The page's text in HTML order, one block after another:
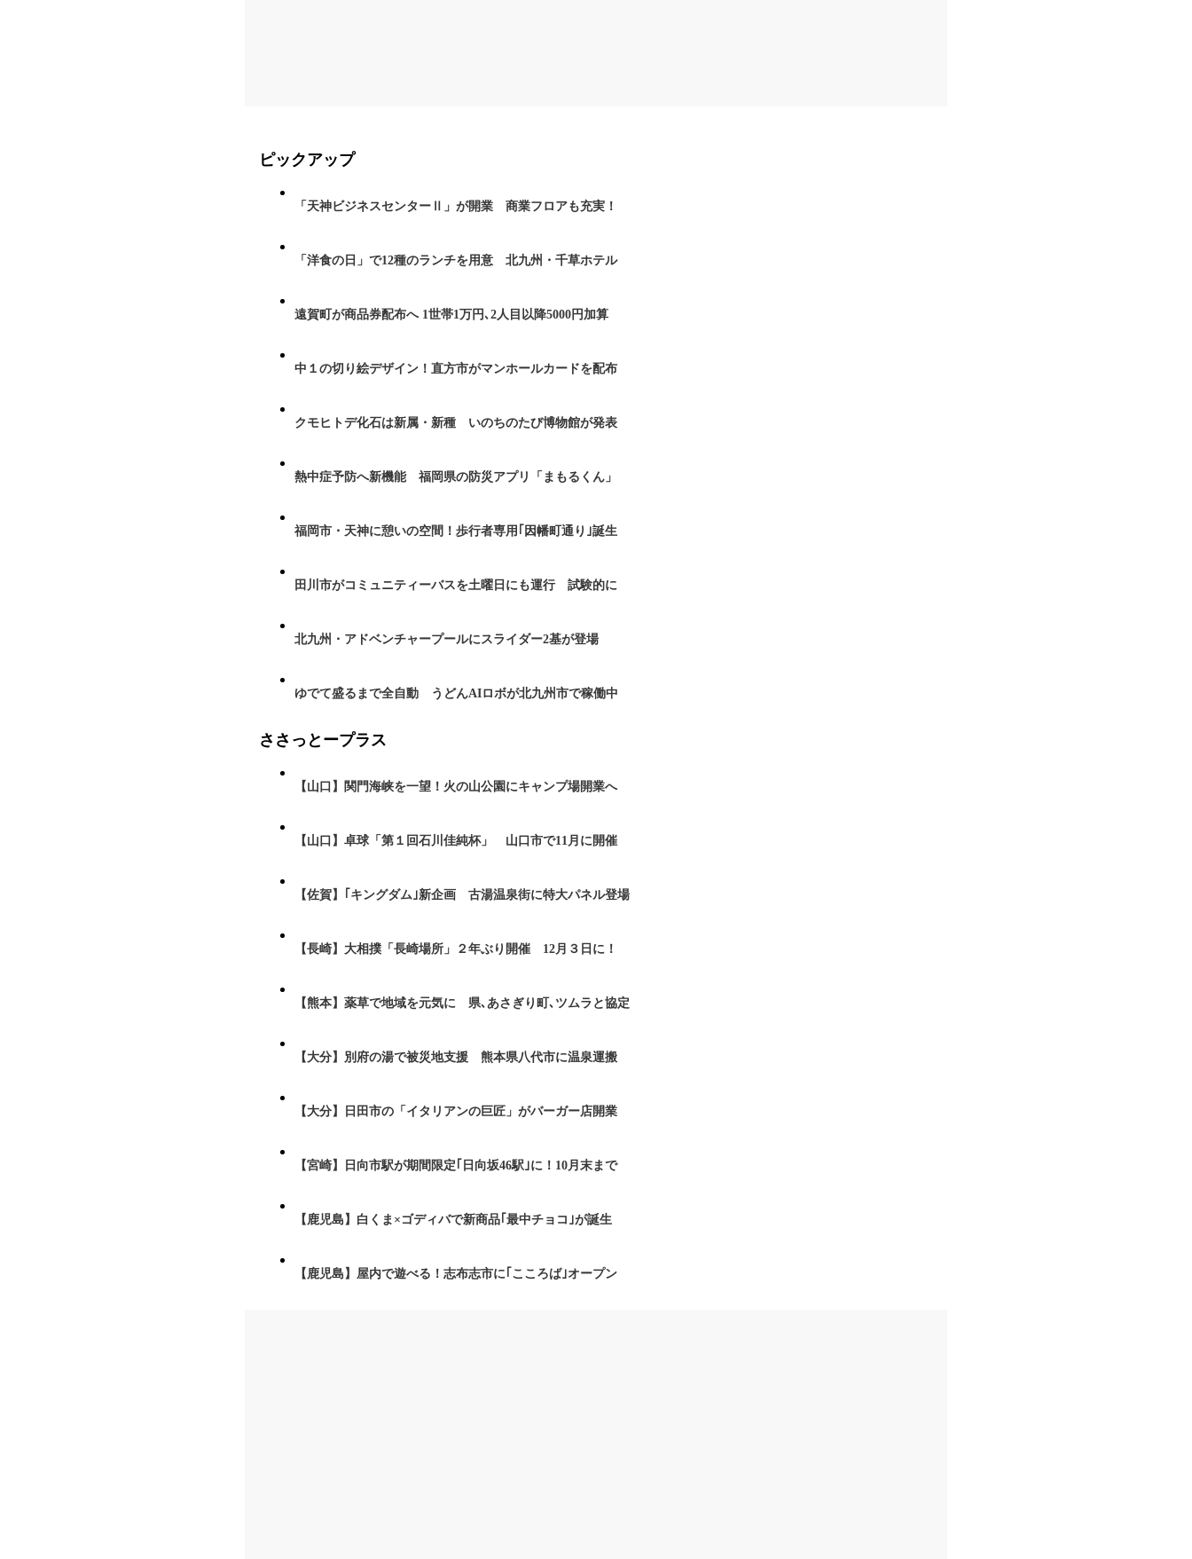
ピックアップ
「天神ビジネスセンターⅡ」が開業 商業フロアも充実！
「洋食の日」で12種のランチを用意 北九州・千草ホテル
遠賀町が商品券配布へ 1世帯1万円､2人目以降5000円加算
中１の切り絵デザイン！直方市がマンホールカードを配布
クモヒトデ化石は新属・新種 いのちのたび博物館が発表
熱中症予防へ新機能 福岡県の防災アプリ「まもるくん」
福岡市・天神に憩いの空間！歩行者専用｢因幡町通り｣誕生
田川市がコミュニティーバスを土曜日にも運行 試験的に
北九州・アドベンチャープールにスライダー2基が登場
ゆでて盛るまで全自動 うどんAIロボが北九州市で稼働中
ささっとープラス
【山口】関門海峡を一望！火の山公園にキャンプ場開業へ
【山口】卓球「第１回石川佳純杯」 山口市で11月に開催
【佐賀】｢キングダム｣新企画 古湯温泉街に特大パネル登場
【長崎】大相撲「長崎場所」２年ぶり開催 12月３日に！
【熊本】薬草で地域を元気に 県､あさぎり町､ツムラと協定
【大分】別府の湯で被災地支援 熊本県八代市に温泉運搬
【大分】日田市の「イタリアンの巨匠」がバーガー店開業
【宮崎】日向市駅が期間限定｢日向坂46駅｣に！10月末まで
【鹿児島】白くま×ゴディバで新商品｢最中チョコ｣が誕生
【鹿児島】屋内で遊べる！志布志市に｢こころば｣オープン